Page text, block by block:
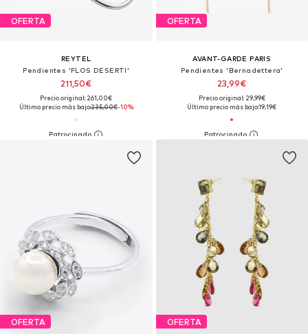
OFERTA
REYTEL
Pendientes 'FLOS DESERTI'
211,50€
Precio original: 261,00€
Último precio más bajo:235,00€-10%
OFERTA
AVANT-GARDE PARIS
Pendientes 'Bernadettera'
23,99€
Precio original: 29,99€
Último precio más bajo:19,19€
OFERTA OFERTA